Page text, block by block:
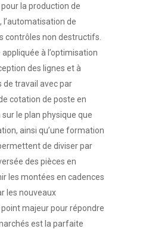
la production de
l’automatisation de
contrôles non destructifs.
à l’optimisation
des lignes et à
de travail avec par
cotation de poste en
le plan physique que
ainsi qu’une formation
de diviser par
des pièces en
les montées en cadences
les nouveaux
majeur pour répondre
est la parfaite